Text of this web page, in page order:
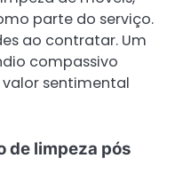
parte do serviço.
ao contratar. Um
compassivo
sentimental
de limpeza pós